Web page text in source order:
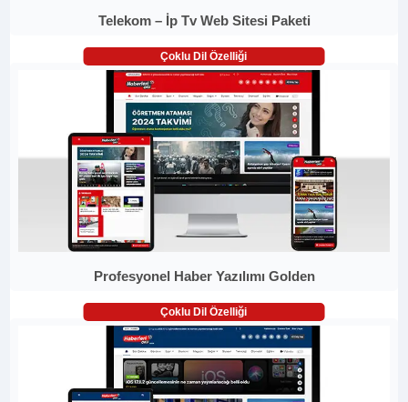
Telekom – İp Tv Web Sitesi Paketi
Çoklu Dil Özelliği
Profesyonel Haber Yazılımı Golden
Çoklu Dil Özelliği